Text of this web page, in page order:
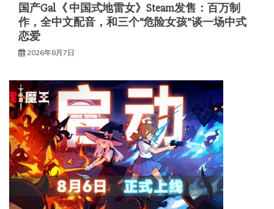
国产Gal《 中国式地雷女》Steam发售：百万制
作，全中文配音，和三个“危险女孩”谈一场中式
恋爱
2026年8月7日